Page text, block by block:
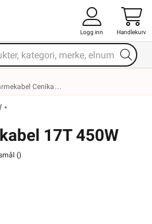
Logg inn Handlekurv
Cenika
•
17T 450W
()